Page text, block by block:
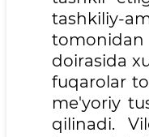
tashkiliy-
doirasida
fuqarolar
me'yoriy
qilinadi.